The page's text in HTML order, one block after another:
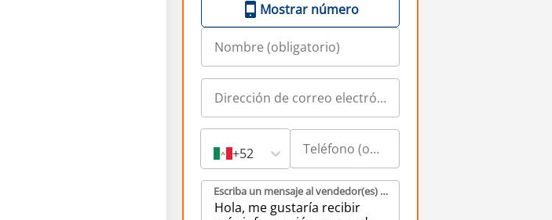
Mostrar número
+52
Escriba un mensaje al vendedor(es) (obligatorio)